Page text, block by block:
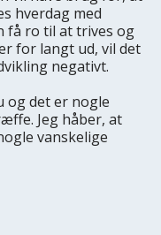
hverdag med
få ro til at trives og
for langt ud, vil det
negativt.
og det er nogle
Jeg håber, at
vanskelige